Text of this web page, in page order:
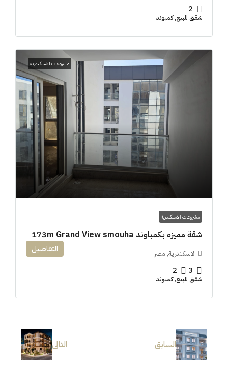
2
شقق للبيع, كمبوند
مشروعات الاسكندرية
مشروعات الاسكندرية
شقة مميزه بكمباوند 173m Grand View smouha
الاسكندرية, مصر
3
2
شقق للبيع, كمبوند
التفاصيل
السابق التالى